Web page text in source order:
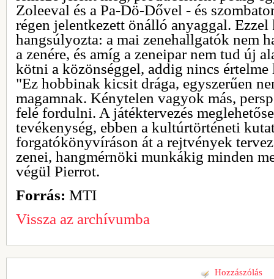
Zoleeval és a Pa-Dö-Dővel - és
régen jelentkezett önálló anyaggal. Ezzel
hangsúlyozta: a mai zenehallgatók nem
a zenére, és amíg a zeneipar nem tud új
kötni a közönséggel, addig nincs értelme
"Ez hobbinak kicsit drága, egyszerűen
magamnak. Kénytelen vagyok más,
felé fordulni. A játéktervezés
tevékenység, ebben a kultúrtörténeti
forgatókönyvíráson át a rejtvények
zenei, hangmérnöki munkákig minden
végül Pierrot.
Forrás: MTI
Vissza az archívumba
Hozzászólás